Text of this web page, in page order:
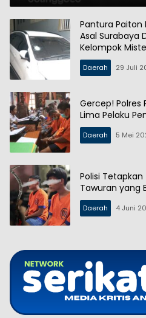
Pantura Paiton
Asal Surabaya
Kelompok
Daerah 29 Juli
Gercep! Polres
Lima Pelaku
Daerah 5 Mei
Polisi Tetapkan
Tawuran yang
Daerah 4 Juni